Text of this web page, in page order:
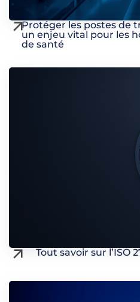
Protéger les postes de
un enjeu vital pour les
de santé
Tout savoir sur l’ISO